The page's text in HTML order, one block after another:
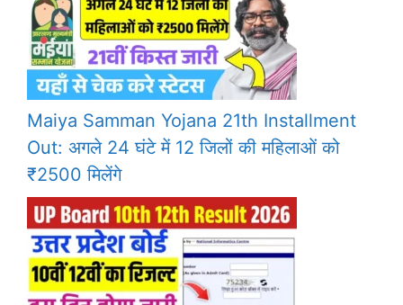
Maiya Samman Yojana 21th Installment
Out: अगले 24 घंटे में 12 जिलों की महिलाओं को
₹2500 मिलेंगे